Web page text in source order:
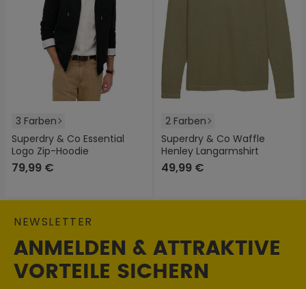
3 Farben
Superdry & Co Essential
Logo Zip-Hoodie
79,99 €
2 Farben
Superdry & Co Waffle
Henley Langarmshirt
49,99 €
NEWSLETTER
ANMELDEN & ATTRAKTIVE
VORTEILE SICHERN